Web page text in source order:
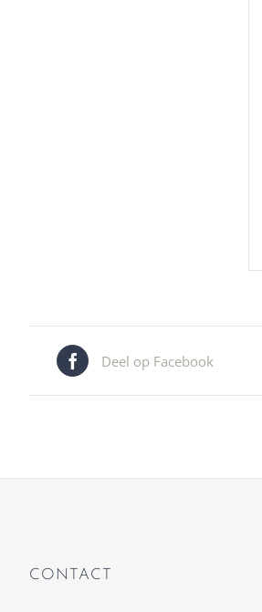
Deel op Facebook
CONTACT